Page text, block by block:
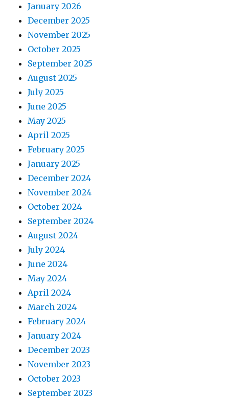
January 2026
December 2025
November 2025
October 2025
September 2025
August 2025
July 2025
June 2025
May 2025
April 2025
February 2025
January 2025
December 2024
November 2024
October 2024
September 2024
August 2024
July 2024
June 2024
May 2024
April 2024
March 2024
February 2024
January 2024
December 2023
November 2023
October 2023
September 2023